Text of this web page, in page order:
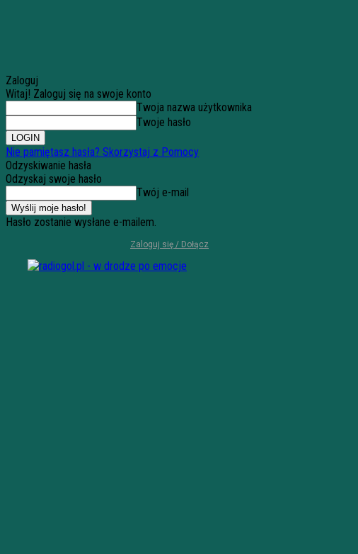
Zaloguj
Witaj! Zaloguj się na swoje konto
Twoja nazwa użytkownika
Twoje hasło
Nie pamiętasz hasła? Skorzystaj z Pomocy
Odzyskiwanie hasła
Odzyskaj swoje hasło
Twój e-mail
Hasło zostanie wysłane e-mailem.
Zaloguj się / Dołącz